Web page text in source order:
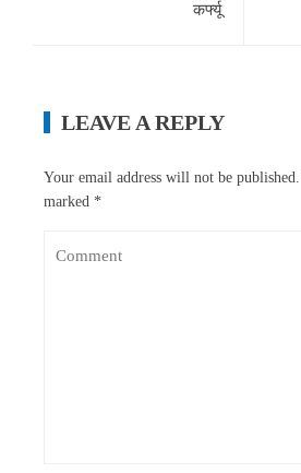
कर्फ्यू
LEAVE A REPLY
Your email address will not be published.
marked *